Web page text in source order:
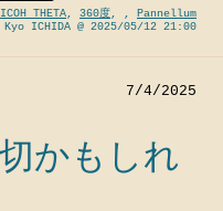
THETA, 360度, , Pannellum
Kyo ICHIDA @ 2025/05/12 21:00
7/4/2025
かもしれ